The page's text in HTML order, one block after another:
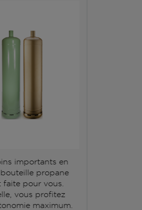
importants en
propane
faite pour vous.
vous profitez
maximum.